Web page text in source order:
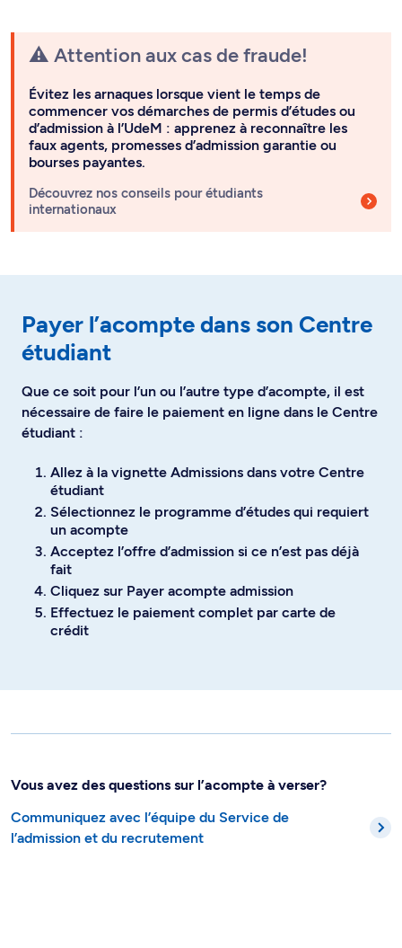
⚠️ Attention aux cas de fraude!
Évitez les arnaques lorsque vient le temps de
commencer vos démarches de permis d’études ou
d’admission à l’UdeM : apprenez à reconnaître les
faux agents, promesses d’admission garantie ou
bourses payantes.
Découvrez nos conseils pour étudiants
internationaux
Payer l’acompte dans son Centre
étudiant
Que ce soit pour l’un ou l’autre type d’acompte, il est
nécessaire de faire le paiement en ligne dans le Centre
étudiant :
Allez à la vignette Admissions dans votre Centre
étudiant
Sélectionnez le programme d’études qui requiert
un acompte
Acceptez l’offre d’admission si ce n’est pas déjà
fait
Cliquez sur Payer acompte admission
Effectuez le paiement complet par carte de
crédit
Vous avez des questions sur l’acompte à verser?
Communiquez avec l’équipe du Service de
l’admission et du recrutement